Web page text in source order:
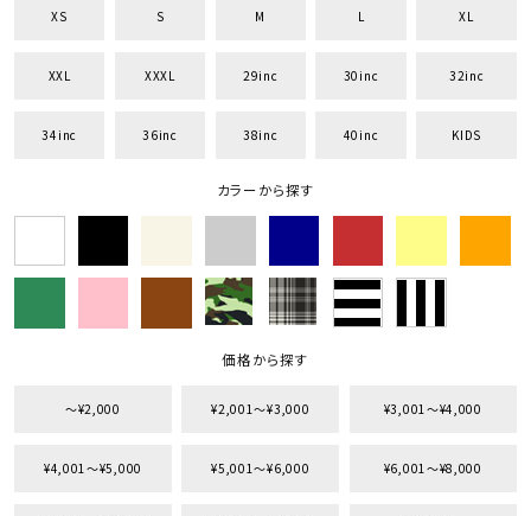
XS S M L XL
XXL XXXL 29inc 30inc 32inc
34inc 36inc 38inc 40inc KIDS
カラーから探す
価格から探す
〜¥2,000 ¥2,001〜¥3,000 ¥3,001〜¥4,000
¥4,001〜¥5,000 ¥5,001〜¥6,000 ¥6,001〜¥8,000